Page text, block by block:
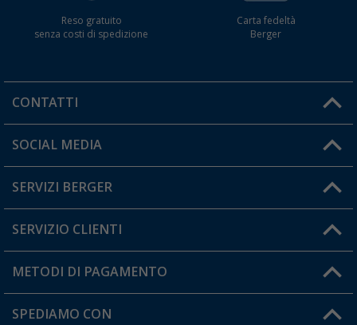
Reso gratuito
senza costi di spedizione
Carta fedeltà
Berger
CONTATTI
Orari di apertura del servizio:
Hai una domanda?
SOCIAL MEDIA
SERVIZI BERGER
Diventare rivenditori
Il mio Account
SERVIZIO CLIENTI
Informazioni sulla spedizione
Resi
METODI DI PAGAMENTO
SPEDIAMO CON